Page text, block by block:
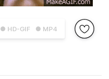
● HD-GIF ● MP4